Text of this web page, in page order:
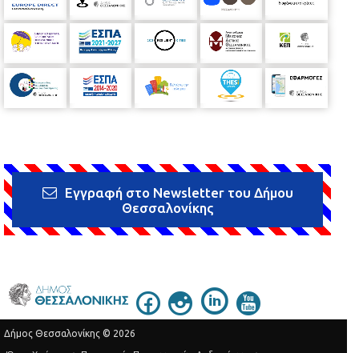
Εγγραφή στο Newsletter του Δήμου
Θεσσαλονίκης
Δήμος Θεσσαλονίκης © 2026